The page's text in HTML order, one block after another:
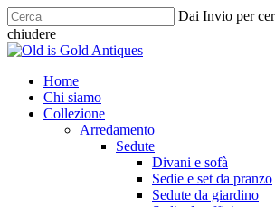
Skip
to
main
Dai Invio per
chiudere
Chiudi
cerca
Menu
Home
Chi siamo
Collezione
Arredamento
Sedute
Divani e sofà
Sedie e set da pranzo
Sedute da giardino